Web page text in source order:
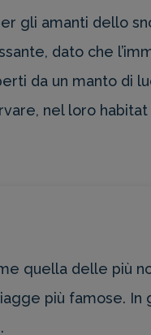
gli amanti dello
dato che
da un manto di
nel loro
quella delle più
più famose.